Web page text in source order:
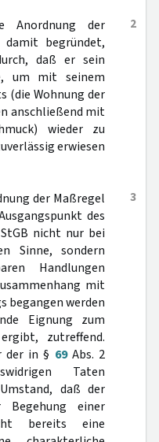
2
Anordnung der
damit begründet,
daß er sein
um mit seinem
(die Wohnung der
anschließend mit
wieder zu
erwiesen
3
der Maßregel
des
nicht nur bei
Sinne, sondern
Handlungen
mit
begangen werden
Eignung zum
zutreffend.
der in § 69Abs. 2
Taten
daß der
einer
bereits eine